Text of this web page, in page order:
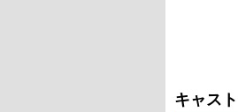
キャスト